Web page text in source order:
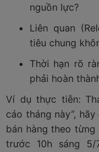
nguồn lực?
Liên quan
tiêu chung
Thời hạn rõ
phải hoàn
Ví dụ thực tiễn:
cáo tháng này”,
bán hàng theo
trước 10h sáng 5/